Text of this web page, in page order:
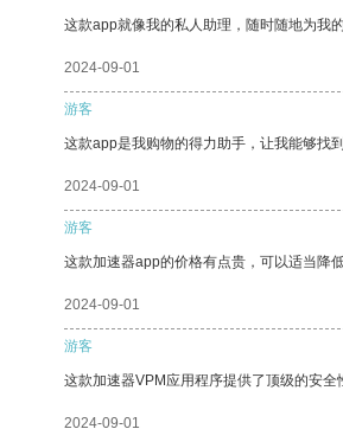
这款app就像我的私人助理，随时随地为我
2024-09-01
游客
这款app是我购物的得力助手，让我能够找
2024-09-01
游客
这款加速器app的价格有点贵，可以适当降
2024-09-01
游客
这款加速器VPM应用程序提供了顶级的安全
2024-09-01